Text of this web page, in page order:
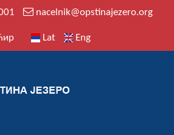
nacelnik@opstinajezero.org
Lat Eng